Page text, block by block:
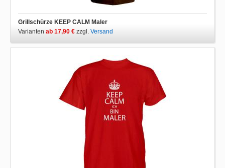
Grillschürze KEEP CALM Maler
Varianten ab 17,90 € zzgl. Versand